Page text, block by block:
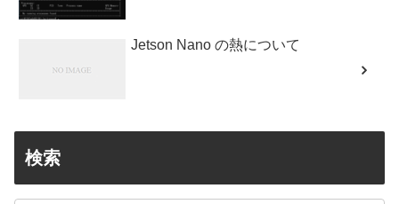
Jetson Nano の熱について
検索